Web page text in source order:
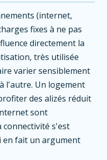
(internet,
fixes à ne pas
directement la
très utilisée
varier sensiblement
l'autre. Un logement
des alizés réduit
sont
connectivité s'est
en fait un argument